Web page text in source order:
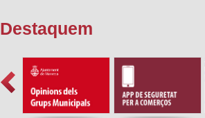
Destaquem